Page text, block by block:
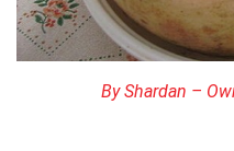
By Shardan –